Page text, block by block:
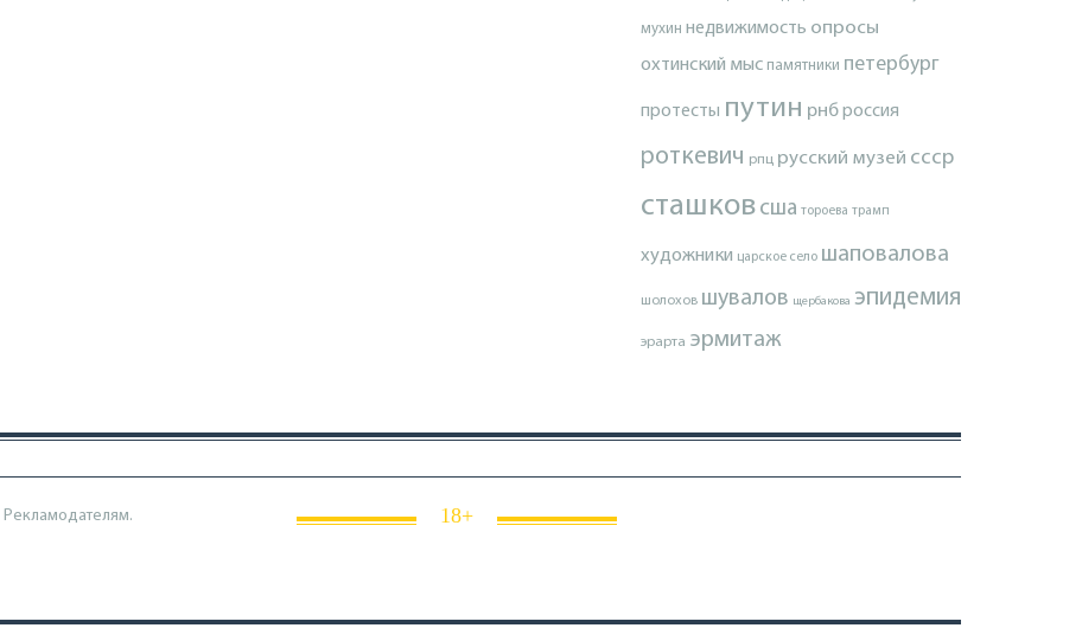
мухин недвижимость опросы
охтинский мыс памятники петербург
протесты путин рнброссия
роткевич рпц русский музей ссср
сташков сша тороева трамп
художники царское село шаповалова
шолохов шувалов щербакова эпидемия
эрарта эрмитаж
Рекламодателям. 18+